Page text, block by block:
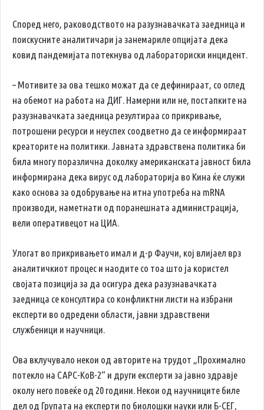
Според него, раководството на разузнавачката заедница и
поискусните аналитичари ја занемариле опцијата дека
ковид пандемијата потекнува од лабораториски инцидент.
– Мотивите за ова тешко можат да се дефинираат, со оглед
на обемот на работа на ДИГ. Намерни или не, постапките на
разузнавачката заедница резултираа со прикривање,
потрошени ресурси и неуспех соодветно да се информираат
креаторите на политики. Јавната здравствена политика би
била многу поразлична доколку американската јавност била
информирана дека вирус од лабораторија во Кина ќе служи
како основа за одобрување на итна употреба на mRNA
производи, наметнати од поранешната администрација,
вели оперативецот на ЦИА.
Улогат во прикривањето имал и д-р Фаучи, кој влијаел врз
аналитичкиот процес и наодите со тоа што ја користел
својата позиција за да осигура дека разузнавачката
заедница се консултира со конфликтни листи на избрани
експерти во одредени области, јавни здравствени
службеници и научници.
Ова вклучувало некои од авторите на трудот „Проxималнo
потекло на САРС-КоВ-2“ и други експерти за јавно здравје
околу него повеќе од 20 години. Некои од научниците биле
дел од Групата на експерти по биолошки науки или Б-СЕГ,